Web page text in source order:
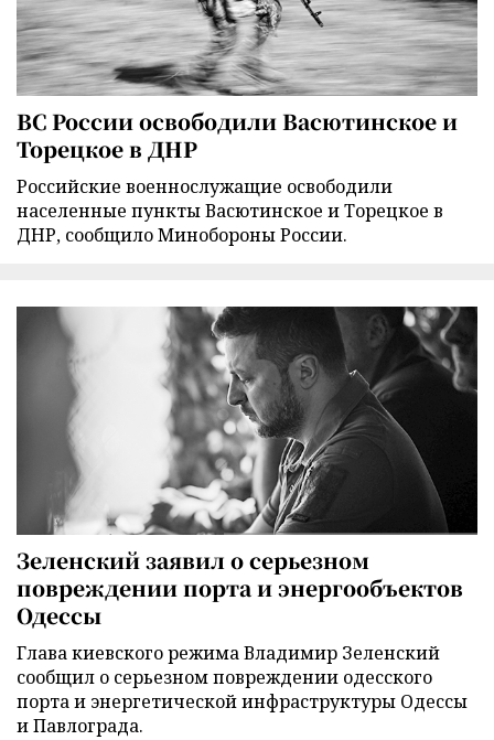
ВС России освободили Васютинское и
Торецкое в ДНР
Российские военнослужащие освободили
населенные пункты Васютинское и Торецкое в
ДНР, сообщило Минобороны России.
Зеленский заявил о серьезном
повреждении порта и энергообъектов
Одессы
Глава киевского режима Владимир Зеленский
сообщил о серьезном повреждении одесского
порта и энергетической инфраструктуры Одессы
и Павлограда.